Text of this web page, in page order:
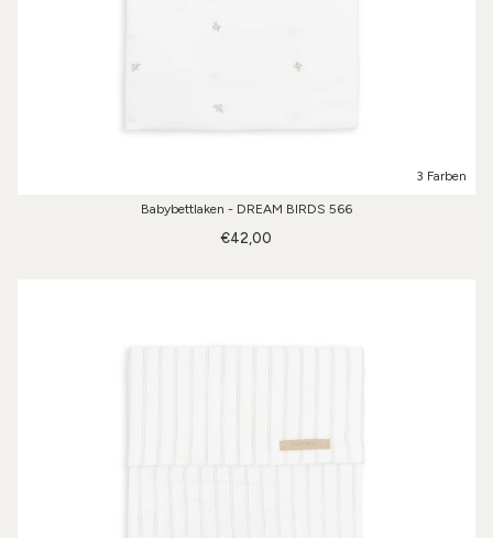
3 Farben
Babybettlaken - DREAM BIRDS 566
€42,00